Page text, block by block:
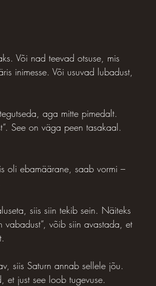
Või nad teevad otsuse, mis
inimesse. Või usuvad lubadust,
aga mitte pimedalt.
See on väga peen tasakaal.
oli ebamäärane, saab vormi –
siis siin tekib sein. Näiteks
vabadust”, võib siin avastada, et
siis Saturn annab sellele jõu.
et just see loob tugevuse.